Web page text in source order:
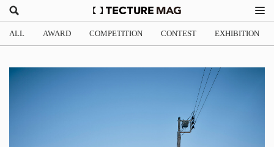
ALL AWARD COMPETITION CONTEST EXHIBITION